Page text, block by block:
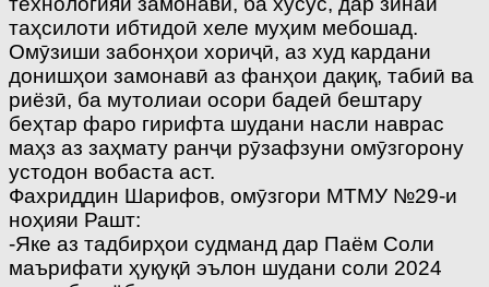
таҳсилоти ибтидоӣ хеле муҳим мебошад.
Омӯзиши забонҳои хориҷӣ, аз худ кардани
донишҳои замонавӣ аз фанҳои дақиқ, табиӣ ва
риёзӣ, ба мутолиаи осори бадеӣ бештару
беҳтар фаро гирифта шудани насли наврас
маҳз аз заҳмату ранҷи рӯзафзуни омӯзгорону
устодон вобаста аст.
Фахриддин Шарифов, омӯзгори МТМУ №29-и
ноҳияи Рашт:
-Яке аз тадбирҳои судманд дар Паём Соли
маърифати ҳуқуқӣ эълон шудани соли 2024